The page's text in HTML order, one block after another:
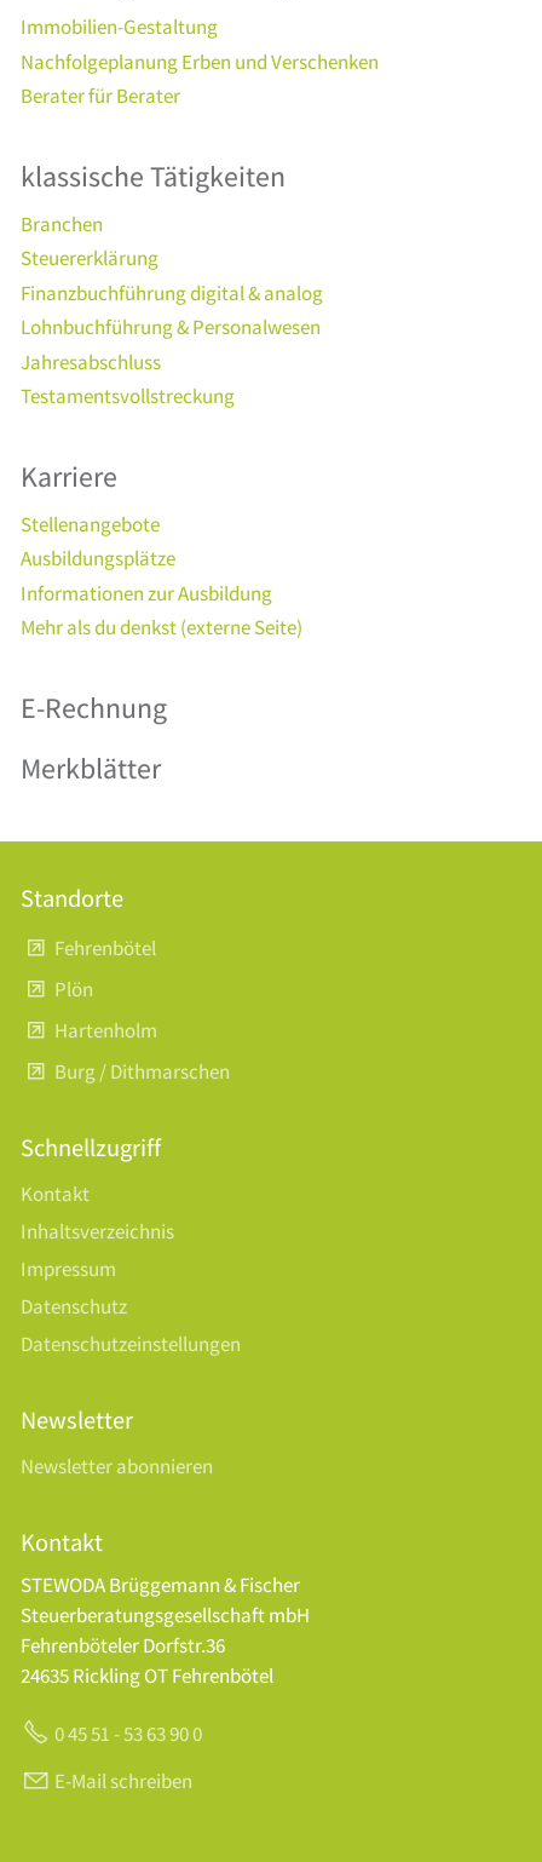
Immobilien-Gestaltung
Nachfolgeplanung Erben und Verschenken
Berater für Berater
klassische Tätigkeiten
Branchen
Steuererklärung
Finanzbuchführung digital & analog
Lohnbuchführung & Personalwesen
Jahresabschluss
Testamentsvollstreckung
Karriere
Stellenangebote
Ausbildungsplätze
Informationen zur Ausbildung
Mehr als du denkst (externe Seite)
E-Rechnung
Merkblätter
Standorte
Fehrenbötel
Plön
Hartenholm
Burg / Dithmarschen
Schnellzugriff
Kontakt
Inhaltsverzeichnis
Impressum
Datenschutz
Datenschutzeinstellungen
Newsletter
Newsletter abonnieren
Kontakt
STEWODA Brüggemann & Fischer
Steuerberatungsgesellschaft mbH
Fehrenböteler Dorfstr.36
24635 Rickling OT Fehrenbötel
0 45 51 - 53 63 90 0
E-Mail schreiben